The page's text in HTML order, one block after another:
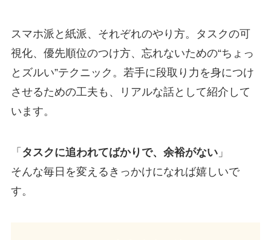
スマホ派と紙派、それぞれのやり方。タスクの可
視化、優先順位のつけ方、忘れないための“ちょっ
とズルい”テクニック。若手に段取り力を身につけ
させるための工夫も、リアルな話として紹介して
います。
「 タスクに追われてばかりで、余裕がない」
そんな毎日を変えるきっかけになれば嬉しいで
す。